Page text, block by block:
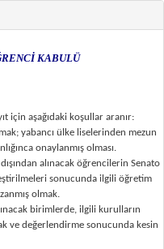
KABULÜ
için aşağıdaki koşullar aranır:
yabancı ülke liselerinden mezun
onaylanmış olması.
alınacak öğrencilerin Senato
sonucunda ilgili öğretim
olmak.
birimlerde, ilgili kurulların
ve değerlendirme sonucunda kesin